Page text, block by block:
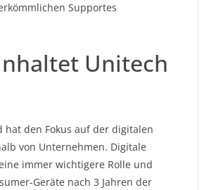
Supportes
Unitech
hat den Fokus auf der digitalen
von Unternehmen. Digitale
immer wichtigere Rolle und
Geräte nach 3 Jahren der